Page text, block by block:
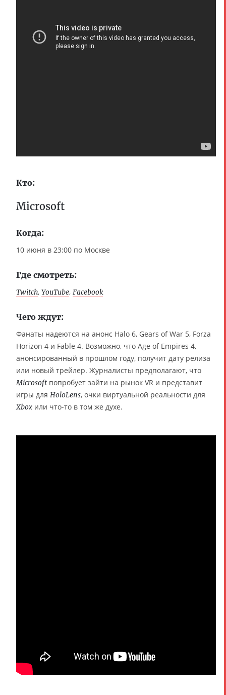
Кто:
Microsoft
Когда:
10 июня в 23:00 по Москве
Где смотреть:
Twitch, YouTube, Facebook
Чего ждут:
Фанаты надеются на анонс Halo 6, Gears of War 5, Forza
Horizon 4 и Fable 4. Возможно, что Age of Empires 4,
анонсированный в прошлом году, получит дату релиза
или новый трейлер. Журналисты предполагают, что
Microsoft попробует зайти на рынок VR и представит
игры для HoloLens, очки виртуальной реальности для
Xbox или что-то в том же духе.